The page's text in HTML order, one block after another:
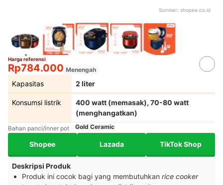
Sumber: shopee.co.id
Harga referensi
Rp784.000 Menengah
Kapasitas 2 liter
Konsumsi listrik
400 watt (memasak), 70-80 watt
(menghangatkan)
Bahan panci/inner pot Gold Ceramic
Shopee Lazada TikTok Shop
Deskripsi Produk
Produk ini cocok bagi yang membutuhkan rice cooker